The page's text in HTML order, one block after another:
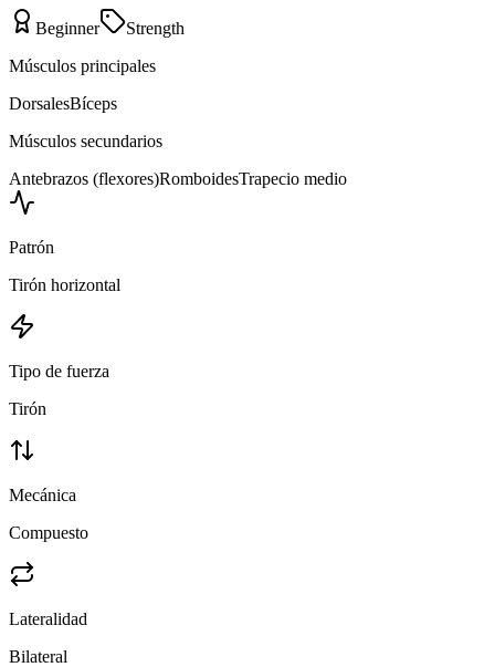
Beginner
Strength
Músculos principales
DorsalesBíceps
Músculos secundarios
Antebrazos (flexores)RomboidesTrapecio medio
Patrón
Tirón horizontal
Tipo de fuerza
Tirón
Mecánica
Compuesto
Lateralidad
Bilateral